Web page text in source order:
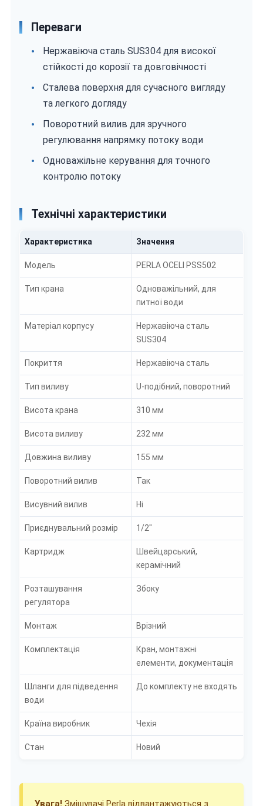
Переваги
Нержавіюча сталь SUS304 для високої
стійкості до корозії та довговічності
Сталева поверхня для сучасного вигляду
та легкого догляду
Поворотний вилив для зручного
регулювання напрямку потоку води
Одноважільне керування для точного
контролю потоку
Технічні характеристики
Характеристика Значення
Модель PERLA OCELI PSS502
Тип крана
Одноважільний, для
питної води
Матеріал корпусу
Нержавіюча сталь
SUS304
Покриття Нержавіюча сталь
Тип виливу U-подібний, поворотний
Висота крана 310 мм
Висота виливу 232 мм
Довжина виливу 155 мм
Поворотний вилив Так
Висувний вилив Ні
Приєднувальний розмір 1/2"
Картридж
Швейцарський,
керамічний
Розташування
регулятора
Збоку
Монтаж Врізний
Комплектація
Кран, монтажні
елементи, документація
Шланги для підведення
води
До комплекту не входять
Країна виробник Чехія
Стан Новий
Увага! Змішувачі Perla відвантажуються з